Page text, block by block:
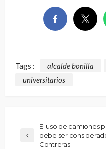
Tags : alcalde bonilla
universitarios
El uso de camiones
debe ser
Contreras.